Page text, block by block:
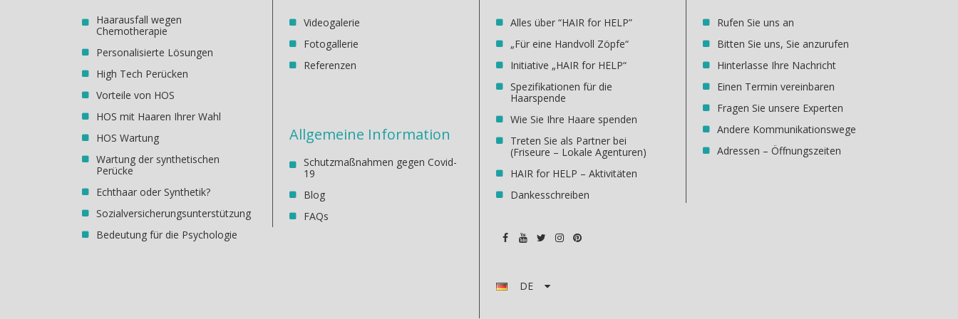
Haarausfall wegen
Chemotherapie
Personalisierte Lösungen
High Tech Perücken
Vorteile von HOS
HOS mit Haaren Ihrer Wahl
HOS Wartung
Wartung der synthetischen
Perücke
Echthaar oder Synthetik?
Sozialversicherungsunterstützung
Bedeutung für die Psychologie
Videogalerie
Fotogallerie
Referenzen
Allgemeine Information
Schutzmaßnahmen gegen Covid-
19
Blog
FAQs
Alles über “HAIR for HELP”
„Für eine Handvoll Zöpfe“
Initiative „HAIR for HELP“
Spezifikationen für die
Haarspende
Wie Sie Ihre Haare spenden
Treten Sie als Partner bei
(Friseure – Lokale Agenturen)
HAIR for HELP – Aktivitäten
Dankesschreiben
DE
Rufen Sie uns an
Bitten Sie uns, Sie anzurufen
Hinterlasse Ihre Nachricht
Einen Termin vereinbaren
Fragen Sie unsere Experten
Andere Kommunikationswege
Adressen – Öffnungszeiten